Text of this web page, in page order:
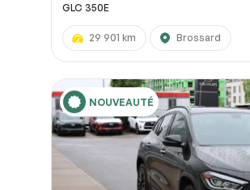
GLC 350E
29 901 km Brossard
NOUVEAUTÉ